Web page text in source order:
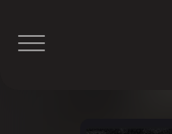
Levelshttps://